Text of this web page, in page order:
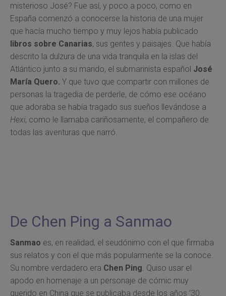
misterioso José? Fue así, y poco a poco, como en
España comenzó a conocerse la historia de una mujer
que hacía mucho tiempo y muy lejos había publicado
libros sobre Canarias, sus gentes y paisajes. Que había
descrito la dulzura de una vida tranquila en la islas del
Atlántico junto a su marido, el submarinista español José
María Quero. Y que tuvo que compartir con millones de
personas la tragedia de perderle, de cómo ese océano
que adoraba se había tragado sus sueños llevándose a
Hexi, como le llamaba cariñosamente, el compañero de
todas las aventuras que narró.
De Chen Ping a Sanmao
Sanmao es, en realidad, el seudónimo con el que firmaba
sus relatos y con el que más popularmente se la conoce.
Su nombre verdadero era Chen Ping . Quiso usar el
apodo en homenaje a un personaje de cómic muy
querido en China que se publicaba desde los años ’30.